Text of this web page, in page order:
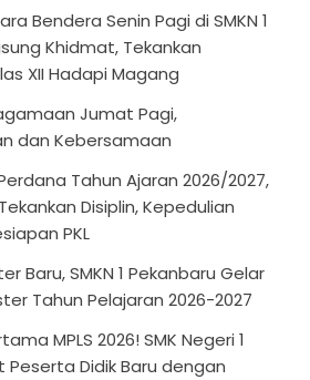
Bendera Senin Pagi di SMKN 1
Khidmat, Tekankan
XII Hadapi Magang
Jumat Pagi,
dan Kebersamaan
Tahun Ajaran 2026/2027,
Disiplin, Kepedulian
PKL
Baru, SMKN 1 Pekanbaru Gelar
Tahun Pelajaran 2026-2027
MPLS 2026! SMK Negeri 1
Peserta Didik Baru dengan